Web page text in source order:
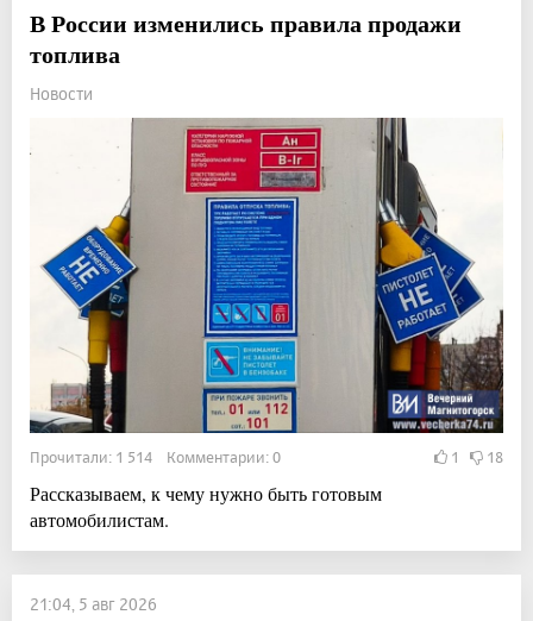
В России изменились правила продажи
топлива
Новости
Прочитали: 1 514 Комментарии: 0 1 18
Рассказываем, к чему нужно быть готовым
автомобилистам.
21:04, 5 авг 2026